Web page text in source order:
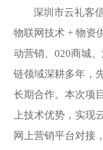
深圳市云礼客
物联网技术 + 物资
动营销、020商城
链领域深耕多年，
长期合作。本次项
上技术优势，实现
网上营销平台对接